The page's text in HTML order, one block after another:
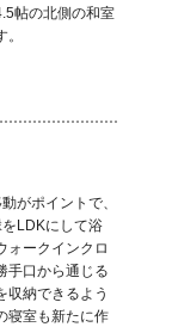
帖の北側の和室
がポイントで、
LDKにして浴
ォークインクロ
手口から通じる
収納できるよう
寝室も新たに作